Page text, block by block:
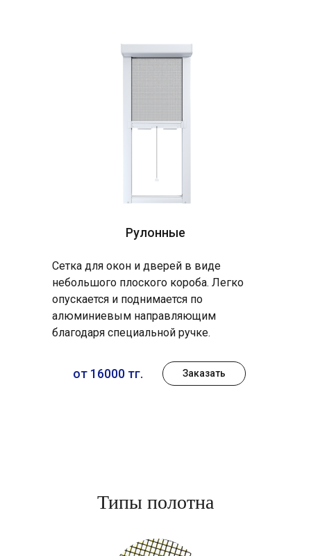
от 16000 тг. Заказать
Рулонные
Сетка для окон и дверей в виде
небольшого плоского короба. Легко
опускается и поднимается по
алюминиевым направляющим
благодаря специальной ручке.
Типы полотна